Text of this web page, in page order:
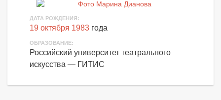
ДАТА РОЖДЕНИЯ:
19 октября 1983 года
ОБРАЗОВАНИЕ:
Российский университет театрального
искусства — ГИТИС